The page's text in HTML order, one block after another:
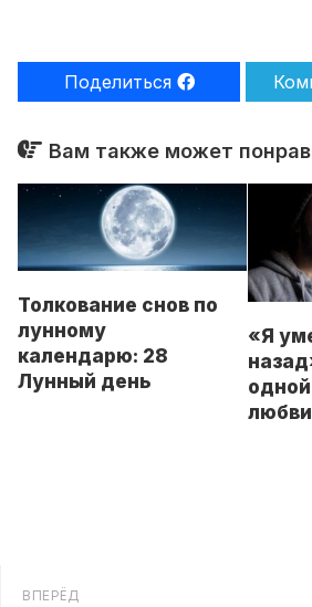
Поделиться
Вам также может
Толкование снов по
лунному
календарю: 28
Лунный день
«Я
любви
ВПЕРЁД